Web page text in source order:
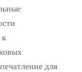
к
для